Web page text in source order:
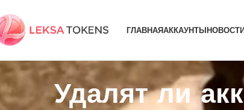
ГЛАВНАЯАККАУНТЫ
Удалят ли